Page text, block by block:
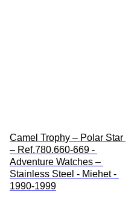
Camel Trophy – Polar Star
– Ref.780.660-669 -
Adventure Watches –
Stainless Steel - Miehet -
1990-1999